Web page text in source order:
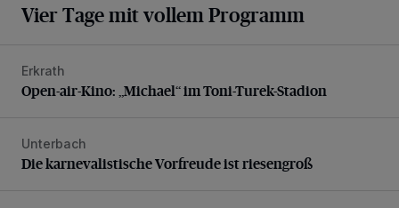
Vier Tage mit vollem Programm
Open-air-Kino: „Michael“ im Toni-Turek-Stadion
Erkrath
Open-air-Kino: „Michael“ im Toni-Turek-Stadion
Die karnevalistische Vorfreude ist riesengroß
Unterbach
Die karnevalistische Vorfreude ist riesengroß